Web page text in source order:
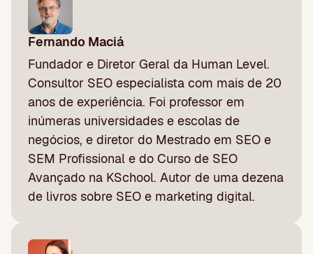
Fernando Maciá
Fundador e Diretor Geral da Human Level.
Consultor SEO especialista com mais de 20
anos de experiência. Foi professor em
inúmeras universidades e escolas de
negócios, e diretor do Mestrado em SEO e
SEM Profissional e do Curso de SEO
Avançado na KSchool. Autor de uma dezena
de livros sobre SEO e marketing digital.